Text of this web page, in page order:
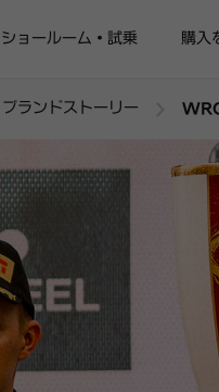
ショールーム・試乗 購入
ブランドストーリー